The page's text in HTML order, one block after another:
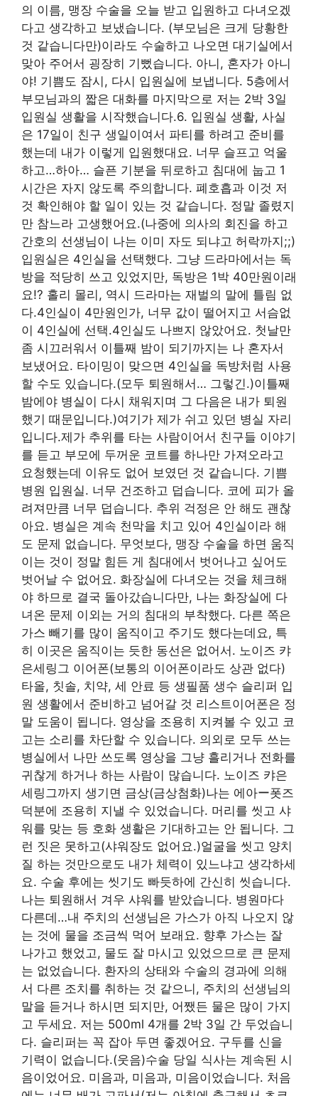
의 이름, 맹장 수술을 오늘 받고 입원하고 다녀오겠
다고 생각하고 보냈습니다. (부모님은 크게 당황한
것 같습니다만)이라도 수술하고 나오면 대기실에서
맞아 주어서 굉장히 기뻤습니다. 아니, 혼자가 아니
야! 기쁨도 잠시, 다시 입원실에 보냅니다. 5층에서
부모님과의 짧은 대화를 마지막으로 저는 2박 3일
입원실 생활을 시작했습니다.6. 입원실 생활, 사실
은 17일이 친구 생일이여서 파티를 하려고 준비를
했는데 내가 이렇게 입원했대요. 너무 슬프고 억울
하고…하아… 슬픈 기분을 뒤로하고 침대에 눕고 1
시간은 자지 않도록 주의합니다. 폐호흡과 이것 저
것 확인해야 할 일이 있는 것 같습니다. 정말 졸렸지
만 참느라 고생했어요.(나중에 의사의 회진을 하고
간호의 선생님이 나는 이미 자도 되냐고 허락까지;;)
입원실은 4인실을 선택했다. 그냥 드라마에서는 독
방을 적당히 쓰고 있었지만, 독방은 1박 40만원이래
요!? 홀리 몰리, 역시 드라마는 재벌의 말에 틀림 없
다.4인실이 4만원인가, 너무 값이 떨어지고 서슴없
이 4인실에 선택.4인실도 나쁘지 않았어요. 첫날만
좀 시끄러워서 이틀째 밤이 되기까지는 나 혼자서
보냈어요. 타이밍이 맞으면 4인실을 독방처럼 사용
할 수도 있습니다.(모두 퇴원해서… 그렇긴.)이틀째
밤에야 병실이 다시 채워지며 그 다음은 내가 퇴원
했기 때문입니다.)여기가 제가 쉬고 있던 병실 자리
입니다.제가 추위를 타는 사람이어서 친구들 이야기
를 듣고 부모에 두꺼운 코트를 하나만 가져오라고
요청했는데 이유도 없어 보였던 것 같습니다. 기쁨
병원 입원실. 너무 건조하고 덥습니다. 코에 피가 올
려져만큼 너무 덥습니다. 추위 걱정은 안 해도 괜찮
아요. 병실은 계속 천막을 치고 있어 4인실이라 해
도 문제 없습니다. 무엇보다, 맹장 수술을 하면 움직
이는 것이 정말 힘든 게 침대에서 벗어나고 싶어도
벗어날 수 없어요. 화장실에 다녀오는 것을 체크해
야 하므로 결국 돌아갔습니다만, 나는 화장실에 다
녀온 문제 이외는 거의 침대의 부착했다. 다른 쪽은
가스 빼기를 많이 움직이고 주기도 했다는데요, 특
히 이곳은 움직이는 듯한 동선은 없어서. 노이즈 캬
은세링그 이어폰(보통의 이어폰이라도 상관 없다)
타올, 칫솔, 치약, 세 안료 등 생필품 생수 슬리퍼 입
원 생활에서 준비하고 넘어갈 것 리스트이어폰은 정
말 도움이 됩니다. 영상을 조용히 지켜볼 수 있고 코
고는 소리를 차단할 수 있습니다. 의외로 모두 쓰는
병실에서 나만 쓰도록 영상을 그냥 흘리거나 전화를
귀찮게 하거나 하는 사람이 많습니다. 노이즈 캬은
세링그까지 생기면 금상(금상첨화)나는 에아ー폿즈
덕분에 조용히 지낼 수 있었습니다. 머리를 씻고 샤
워를 맞는 등 호화 생활은 기대하고는 안 됩니다. 그
런 짓은 못하고(샤워장도 없어요.)얼굴을 씻고 양치
질 하는 것만으로도 내가 체력이 있느냐고 생각하세
요. 수술 후에는 씻기도 빠듯하에 간신히 씻습니다.
나는 퇴원해서 겨우 샤워를 받았습니다. 병원마다
다른데…내 주치의 선생님은 가스가 아직 나오지 않
는 것에 물을 조금씩 먹어 보래요. 향후 가스는 잘
나가고 했었고, 물도 잘 마시고 있었으므로 큰 문제
는 없었습니다. 환자의 상태와 수술의 경과에 의해
서 다른 조치를 취하는 것 같으니, 주치의 선생님의
말을 듣거나 하시면 되지만, 어쨌든 물은 많이 가지
고 두세요. 저는 500ml 4개를 2박 3일 간 두었습니
다. 슬리퍼는 꼭 잡아 두면 좋겠어요. 구두를 신을
기력이 없습니다.(웃음)수술 당일 식사는 계속된 시
음이었어요. 미음과, 미음과, 미음이었습니다. 처음